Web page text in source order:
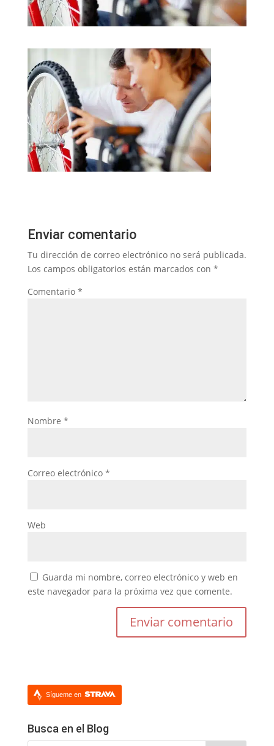
Enviar comentario
Tu dirección de correo electrónico no será publicada.
Los campos obligatorios están marcados con *
Comentario *
Nombre *
Correo electrónico *
Web
Guarda mi nombre, correo electrónico y web en
este navegador para la próxima vez que comente.
Sígueme en
Busca en el Blog